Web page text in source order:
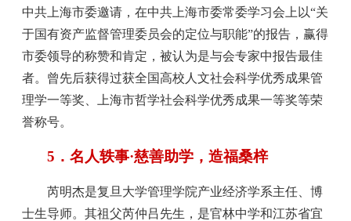
中共上海市委邀请，在中共上海市委常委学习会上以“关
于国有资产监督管理委员会的定位与职能”的报告，赢得
市委领导的称赞和肯定，被认为是与会专家中报告最佳
者。曾先后获得过获全国高校人文社会科学优秀成果管
理学一等奖、上海市哲学社会科学优秀成果一等奖等荣
誉称号。
5．名人轶事·慈善助学，造福桑梓
芮明杰是复旦大学管理学院产业经济学系主任、博
士生导师。其祖父芮仲吕先生，是官林中学和江苏省宜